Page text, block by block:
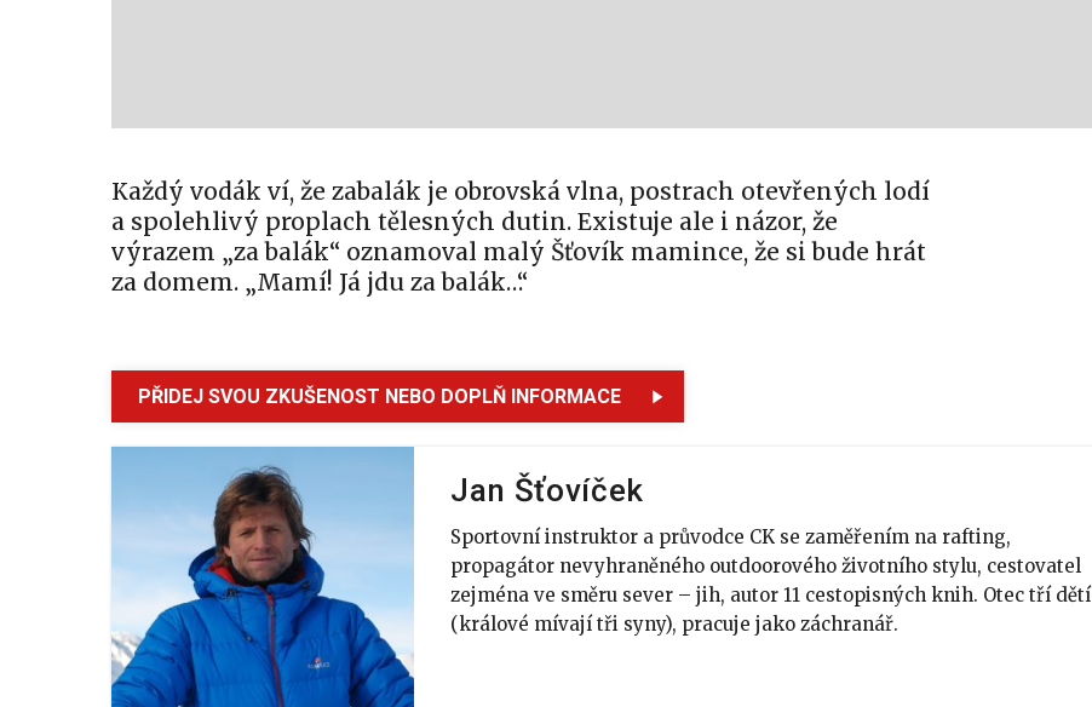
Každý vodák ví, že zabalák je obrovská vlna, postrach otevřených lodí
a spolehlivý proplach tělesných dutin. Existuje ale i názor, že
výrazem „za balák“ oznamoval malý Šťovík mamince, že si bude hrát
za domem. „Mamí! Já jdu za balák…“
PŘIDEJ SVOU ZKUŠENOST NEBO DOPLŇ INFORMACE
Jan Šťovíček
Sportovní instruktor a průvodce CK se zaměřením na rafting,
propagátor nevyhraněného outdoorového životního stylu, cestovatel
zejména ve směru sever – jih, autor 11 cestopisných knih. Otec tří dětí
(králové mívají tři syny), pracuje jako záchranář.